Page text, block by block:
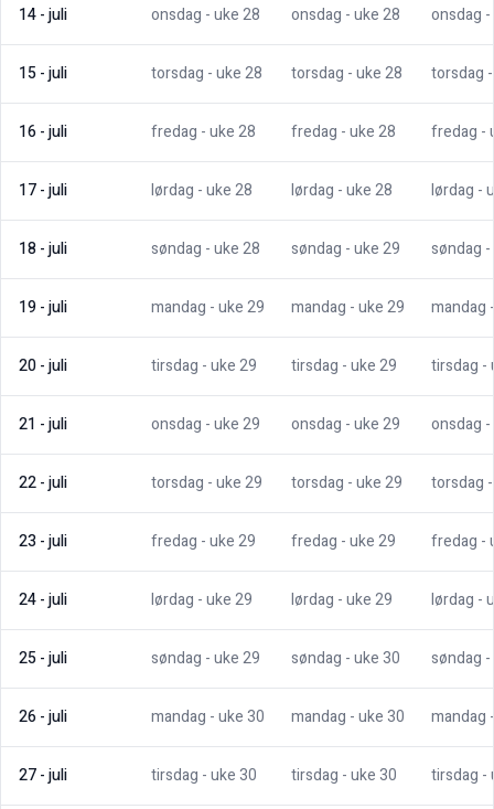
14-juli onsdag - uke28 onsdag - uke28 onsdag
15-juli torsdag - uke28 torsdag - uke28 torsdag
16-juli fredag - uke28 fredag - uke28 fredag -
17-juli lørdag - uke28 lørdag - uke28 lørdag -
18-juli søndag - uke28 søndag - uke29 søndag
19-juli mandag - uke29 mandag - uke29 mandag
20-juli tirsdag - uke29 tirsdag - uke29 tirsdag -
21 -juli onsdag - uke29 onsdag - uke29 onsdag
22-juli torsdag - uke29 torsdag - uke29 torsdag
23 -juli fredag - uke29 fredag - uke29 fredag -
24-juli lørdag - uke29 lørdag - uke29 lørdag -
25-juli søndag - uke29 søndag - uke30 søndag
26-juli mandag - uke30 mandag - uke30 mandag
27-juli tirsdag - uke30 tirsdag - uke30 tirsdag -